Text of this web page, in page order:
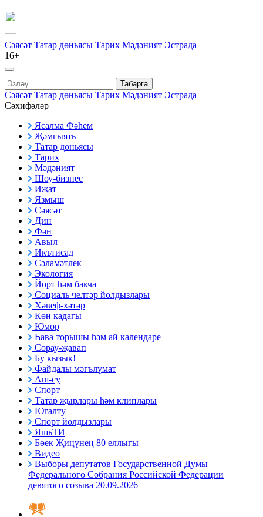
Сәясәт Татар дөньясы Тарих Мәдәният Эстрада
16+
Табарга
Сәясәт Татар дөньясы Тарих Мәдәният Эстрада
Сәхифәләр
Ясалма Фәһем
Җәмгыять
Татар дөньясы
Тарих
Мәдәният
Шоу-бизнес
Иҗат
Язмыш
Сәясәт
Дин
Фән
Авыл
Икътисад
Сәламәтлек
Экология
Йорт һәм бакча
Социаль челтәр йолдызлары
Хәвеф-хәтәр
Көн кадагы
Юмор
Һава торышы һәм ай календаре
Сорау-җавап
Бу кызык!
Файдалы мәгълүмат
Аш-су
Спорт
Татар җырлары һәм клиплары
Югалту
Спорт йолдызлары
ЯшьТИ
Бөек Җиңүнең 80 еллыгы
Видео
Выборы депутатов Государственной Думы
Федерального Собрания Российской Федерации
девятого созыва 20.09.2026